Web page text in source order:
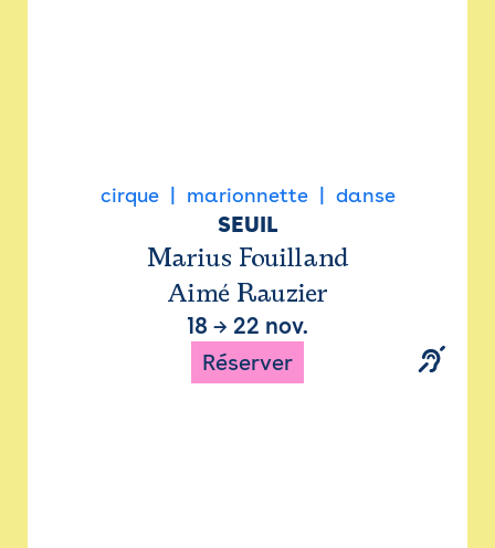
cirque marionnette danse
SEUIL
Marius Fouilland
Aimé Rauzier
18 → 22 nov.
Réserver